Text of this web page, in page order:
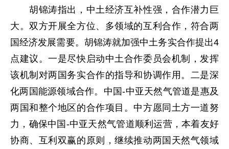
胡锦涛指出，中土经济互补性强，合作潜力巨
大。双方开展全方位、多领域的互利合作，符合两
国经济发展需要。胡锦涛就加强中土务实合作提出4
点建议。一是尽快启动中土合作委员会机制，发挥
该机制对两国务实合作的指导和协调作用。二是深
化两国能源领域合作。中国-中亚天然气管道是惠及
两国和整个地区的合作项目。中方愿同土方一道努
力，确保中国-中亚天然气管道顺利运营，本着友好
协商、互利双赢的原则，继续推动两国天然气领域